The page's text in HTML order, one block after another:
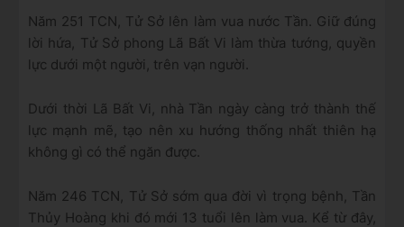
Năm 251 TCN, Tử Sở lên làm vua nước Tần. Giữ đúng
lời hứa, Tử Sở phong Lã Bất Vi làm thừa tướng, quyền
lực dưới một người, trên vạn người.
Dưới thời Lã Bất Vi, nhà Tần ngày càng trở thành thế
lực mạnh mẽ, tạo nên xu hướng thống nhất thiên hạ
không gì có thể ngăn được.
Năm 246 TCN, Tử Sở sớm qua đời vì trọng bệnh, Tần
Thủy Hoàng khi đó mới 13 tuổi lên làm vua. Kể từ đây,